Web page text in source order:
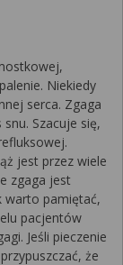
Niekiedy
serca. Zgaga
Szacuje się,
jest przez wiele
zgaga jest
warto pamiętać,
pacjentów
Jeśli pieczenie
że